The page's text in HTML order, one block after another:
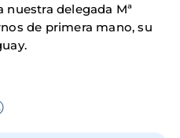
nuestra delegada Mª
de primera mano, su